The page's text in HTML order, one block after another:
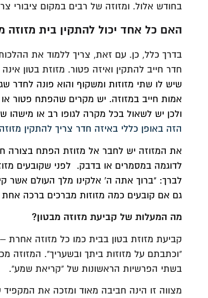
בחודש אלול. ומזוזה של רבים במקום ציבורי צריך
האם כל אחד יכול להתקין בית מזוזה
בדרך כלל, כן. עם זאת, צריך ללמוד את
חדר חייב להתקין ואיזה פטור. מזוזת בטון
אמות חייב במזוזה. יש מקרים שהפתח פטור
ולכן יש לשאול בכל מקרה לגופו רב או מישהו
הזה באופן כללי באיזה חדר צריך להתקין
את המזוזה יש לחבר אל מזוזת הפתח בצורה
לדוגמה במסמרים או בדבק. לפני שקובעים
לברך: "ברוך אתה ה' אלקינו מלך העולם אשר
גם אם קובעים כמה מזוזות מברכים ברכה אחת
מה המעלות של קביעת מזוזה מבטון?
קביעת מזוזת בטון בבית כמו כל מזוזה
"וכתבתם על מזוזות ביתך ובשעריך". המזוזה
בשתי הפרשיות הראשונות של "קריאת שמע".
מצווה זו הינה חביבה מאוד ומזכה את